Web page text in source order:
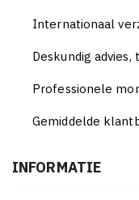
Internationaal
Deskundig
Professionele
Gemiddelde
INFORMATIE